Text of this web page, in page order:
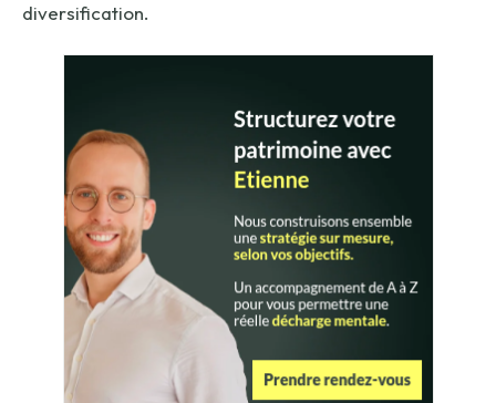
diversification.